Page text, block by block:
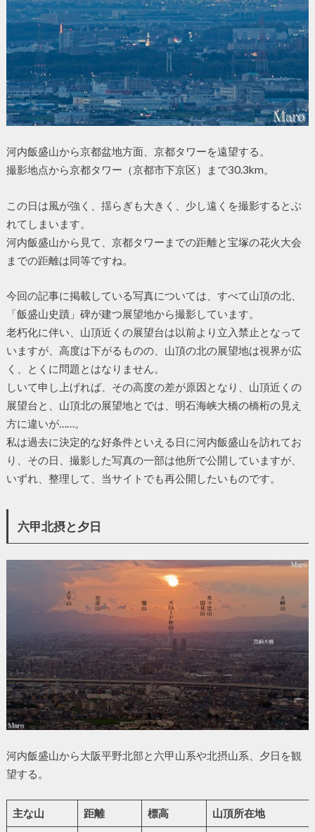
河内飯盛山から京都盆地方面、京都タワーを遠望する。
撮影地点から京都タワー（京都市下京区）まで30.3km。
この日は風が強く、揺らぎも大きく、少し遠くを撮影するとぶ
れてしまいます。
河内飯盛山から見て、京都タワーまでの距離と宝塚の花火大会
までの距離は同等ですね。
今回の記事に掲載している写真については、すべて山頂の北、
「飯盛山史蹟」碑が建つ展望地から撮影しています。
老朽化に伴い、山頂近くの展望台は以前より立入禁止となって
いますが、高度は下がるものの、山頂の北の展望地は視界が広
く、とくに問題とはなりません。
しいて申し上げれば、その高度の差が原因となり、山頂近くの
展望台と、山頂北の展望地とでは、明石海峡大橋の橋桁の見え
方に違いが……。
私は過去に決定的な好条件といえる日に河内飯盛山を訪れてお
り、その日、撮影した写真の一部は他所で公開していますが、
いずれ、整理して、当サイトでも再公開したいものです。
六甲北摂と夕日
河内飯盛山から大阪平野北部と六甲山系や北摂山系、夕日を観
望する。
主な山 距離 標高 山頂所在地